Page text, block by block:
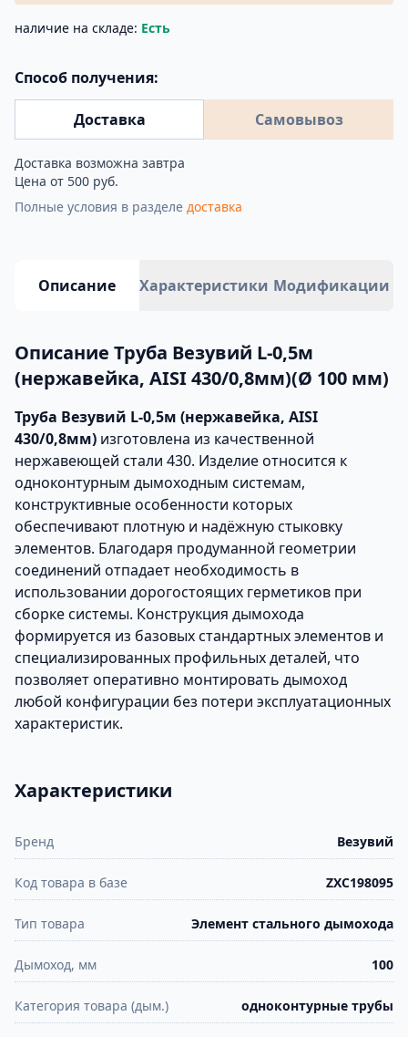
наличие на складе: Есть
Способ получения:
Доставка Самовывоз
Доставка возможна завтра
Цена от 500 руб.
Полные условия в разделе доставка
Описание Характеристики Модификации
Описание Труба Везувий L-0,5м
(нержавейка, AISI 430/0,8мм)(Ø 100 мм)
Труба Везувий L-0,5м (нержавейка, AISI
430/0,8мм) изготовлена из качественной
нержавеющей стали 430. Изделие относится к
одноконтурным дымоходным системам,
конструктивные особенности которых
обеспечивают плотную и надёжную стыковку
элементов. Благодаря продуманной геометрии
соединений отпадает необходимость в
использовании дорогостоящих герметиков при
сборке системы. Конструкция дымохода
формируется из базовых стандартных элементов и
специализированных профильных деталей, что
позволяет оперативно монтировать дымоход
любой конфигурации без потери эксплуатационных
характеристик.
Характеристики
Бренд Везувий
Код товара в базе ZXC198095
Тип товара Элемент стального дымохода
Дымоход, мм 100
Категория товара (дым.) одноконтурные трубы